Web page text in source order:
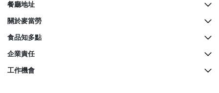
餐廳地址
所有餐廳地址
McCafé櫃檯地址
關於麥當勞
歷史
餐廳設計
麥當勞親子會
食品知多點
營養資料
麥當勞奇趣百科
企業責任
綠色營運
工作機會